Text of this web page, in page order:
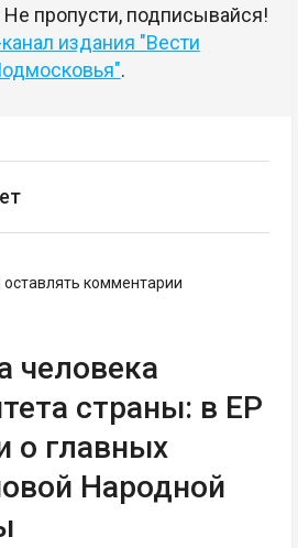
Не пропусти, подписывайся!
издания "Вести
.
оставлять комментарии
человека
страны: в ЕР
о главных
Народной